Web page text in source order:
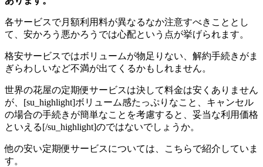
各サービスで月額利用料が異なるなか注意すべきこととし
て、安かろう悪かろうでは心配という点が挙げられます。
格安サービスではボリュームが物足りない、解約手続きがま
ぎらわしいなど不満が出てくるかもしれません。
世界の花屋の定期便サービスは決して料金は安くありません
が、[su_highlight]ボリューム感たっぷりなこと、キャンセル
の場合の手続きが簡単なことを考慮すると、妥当な利用価格
といえる[/su_highlight]のではないでしょうか。
他の安い定期便サービスについては、こちらで紹介していま
す。